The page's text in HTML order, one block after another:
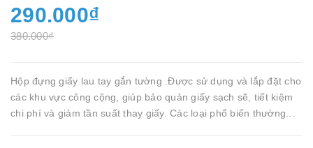
290.000₫
380.000₫
Hộp đựng giấy lau tay gắn tường .Được sử dụng và lắp đặt cho
các khu vực công cộng, giúp bảo quản giấy sạch sẽ, tiết kiệm
chi phí và giảm tần suất thay giấy. Các loại phổ biến thường...